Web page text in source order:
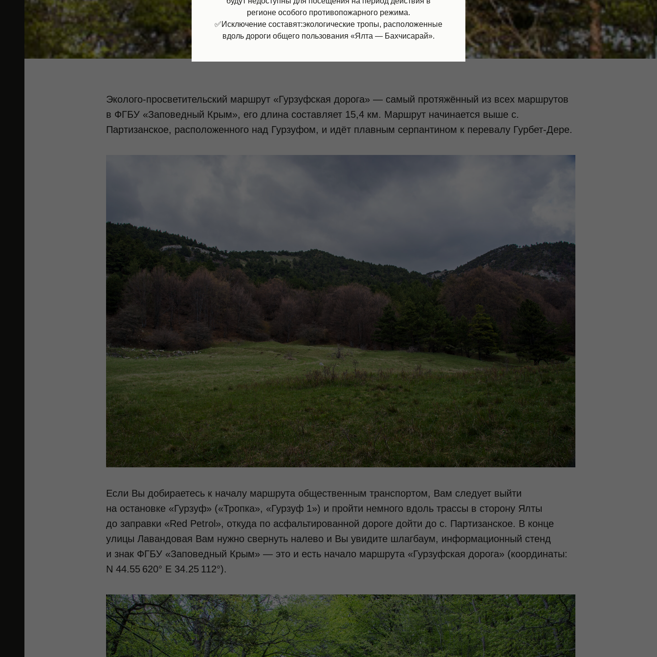
Эколого-просветительский маршрут «Гурзуфская дорога» — самый протяжённый из всех маршрутов
в ФГБУ «Заповедный Крым», его длина составляет 15,4 км. Маршрут начинается выше с.
Партизанское, расположенного над Гурзуфом, и идёт плавным серпантином к перевалу Гурбет-Дере.
Если Вы добираетесь к началу маршрута общественным транспортом, Вам следует выйти
на остановке «Гурзуф» («Тропка», «Гурзуф 1») и пройти немного вдоль трассы в сторону Ялты
до заправки «Red Petrol», откуда по асфальтированной дороге дойти до с. Партизанское. В конце
улицы Лавандовая Вам нужно свернуть налево и Вы увидите шлагбаум, информационный стенд
и знак ФГБУ «Заповедный Крым» — это и есть начало маршрута «Гурзуфская дорога» (координаты:
N 44.55 620° E 34.25 112°).
регионе особого противопожарного режима.
✅Исключение составят:экологические тропы, расположенные
вдоль дороги общего пользования «Ялта — Бахчисарай».